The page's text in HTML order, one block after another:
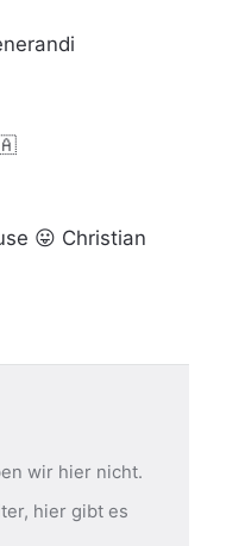
😛 Christian
wir hier nicht.
hier gibt es